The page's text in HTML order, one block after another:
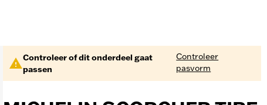
Controleer of dit onderdeel gaat
passen
Controleer
pasvorm